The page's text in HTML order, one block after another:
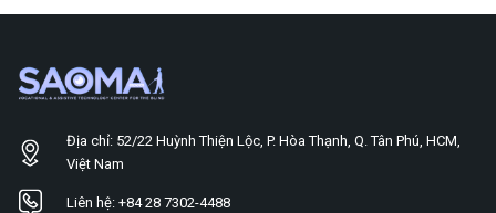
Địa chỉ: 52/22 Huỳnh Thiện Lộc, P. Hòa Thạnh, Q. Tân Phú, HCM,
Việt Nam
Liên hệ: +84 28 7302-4488